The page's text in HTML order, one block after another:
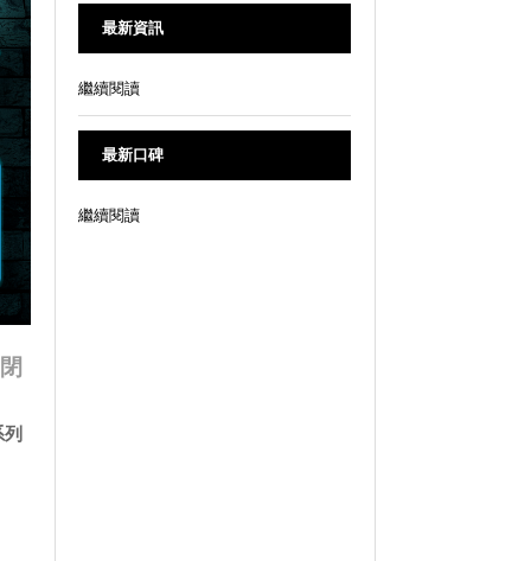
最新資訊
繼續閱讀
最新口碑
繼續閱讀